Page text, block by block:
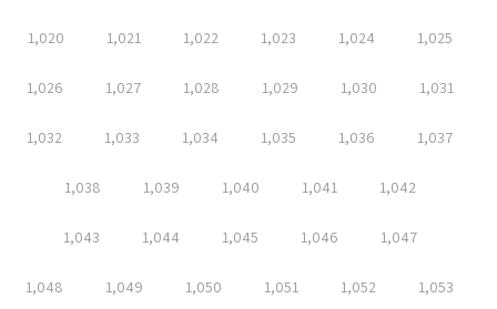
1,020 1,021 1,022 1,023 1,024 1,025
1,026 1,027 1,028 1,029 1,030 1,031
1,032 1,033 1,034 1,035 1,036 1,037
1,038 1,039 1,040 1,041 1,042
1,043 1,044 1,045 1,046 1,047
1,048 1,049 1,050 1,051 1,052 1,053